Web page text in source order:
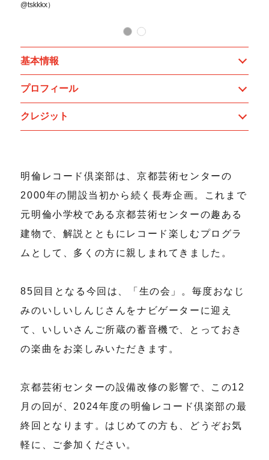
@tskkkx）
基本情報
プロフィール
クレジット
明倫レコード倶楽部は、京都芸術センターの
2000年の開設当初から続く長寿企画。これまで
元明倫小学校である京都芸術センターの趣ある
建物で、解説とともにレコード楽しむプログラ
ムとして、多くの方に親しまれてきました。
85回目となる今回は、「生の会」。毎度おなじ
みのいしいしんじさんをナビゲーターに迎え
て、いしいさんご所蔵の蓄音機で、とっておき
の楽曲をお楽しみいただきます。
京都芸術センターの設備改修の影響で、この12
月の回が、2024年度の明倫レコード倶楽部の最
終回となります。はじめての方も、どうぞお気
軽に、ご参加ください。